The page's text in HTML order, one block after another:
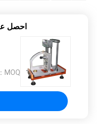
احصل
MOQ：